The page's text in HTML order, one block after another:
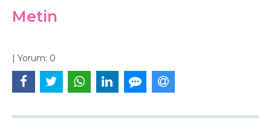
Metin
| Yorum: 0